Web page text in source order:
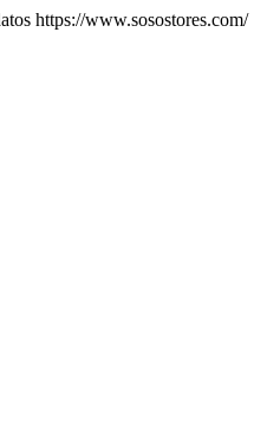
https://www.sosostores.com/